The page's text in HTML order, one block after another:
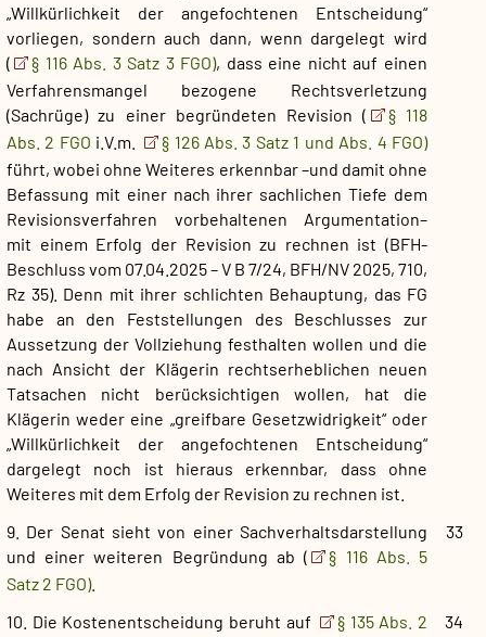
„Willkürlichkeit der angefochtenen Entscheidung“
vorliegen, sondern auch dann, wenn dargelegt wird
(
§ 116 Abs. 3 Satz 3 FGO), dass eine nicht auf einen
Verfahrensmangel bezogene Rechtsverletzung
(Sachrüge) zu einer begründeten Revision (
§ 118
Abs. 2 FGO i.V.m.
§ 126 Abs. 3 Satz 1 und Abs. 4 FGO)
führt, wobei ohne Weiteres erkennbar –und damit ohne
Befassung mit einer nach ihrer sachlichen Tiefe dem
Revisionsverfahren vorbehaltenen Argumentation–
mit einem Erfolg der Revision zu rechnen ist (BFH-
Beschluss vom 07.04.2025 – V B 7/24, BFH/NV 2025, 710,
Rz 35). Denn mit ihrer schlichten Behauptung, das FG
habe an den Feststellungen des Beschlusses zur
Aussetzung der Vollziehung festhalten wollen und die
nach Ansicht der Klägerin rechtserheblichen neuen
Tatsachen nicht berücksichtigen wollen, hat die
Klägerin weder eine „greifbare Gesetzwidrigkeit“ oder
„Willkürlichkeit der angefochtenen Entscheidung“
dargelegt noch ist hieraus erkennbar, dass ohne
Weiteres mit dem Erfolg der Revision zu rechnen ist.
33
9. Der Senat sieht von einer Sachverhaltsdarstellung
und einer weiteren Begründung ab (
§ 116 Abs. 5
Satz 2 FGO).
34
10. Die Kostenentscheidung beruht auf
§ 135 Abs. 2